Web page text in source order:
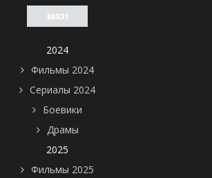
2024
Фильмы 2024
Сериалы 2024
Боевики
Драмы
2025
Фильмы 2025